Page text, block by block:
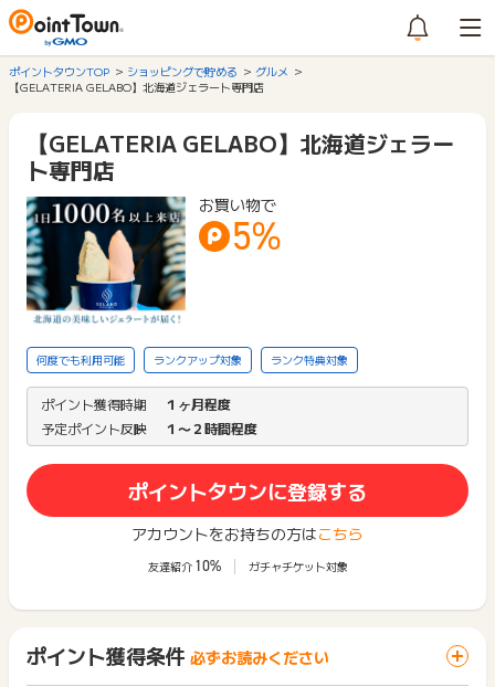
ポイントタウンTOP ショッピングで貯める
グルメ
【GELATERIA GELABO】北海道ジェラート専門店
【GELATERIA GELABO】北海道ジェラー
ト専門店
お買い物で
5%
何度でも利用可能 ランクアップ対象 ランク特典対象
ポイント獲得時期
１ヶ月程度
予定ポイント反映
１〜２時間程度
ポイントタウンに登録する
アカウントをお持ちの方はこちら
友達紹介 10% ガチャチケット対象
ポイント獲得条件 必ずお読みください